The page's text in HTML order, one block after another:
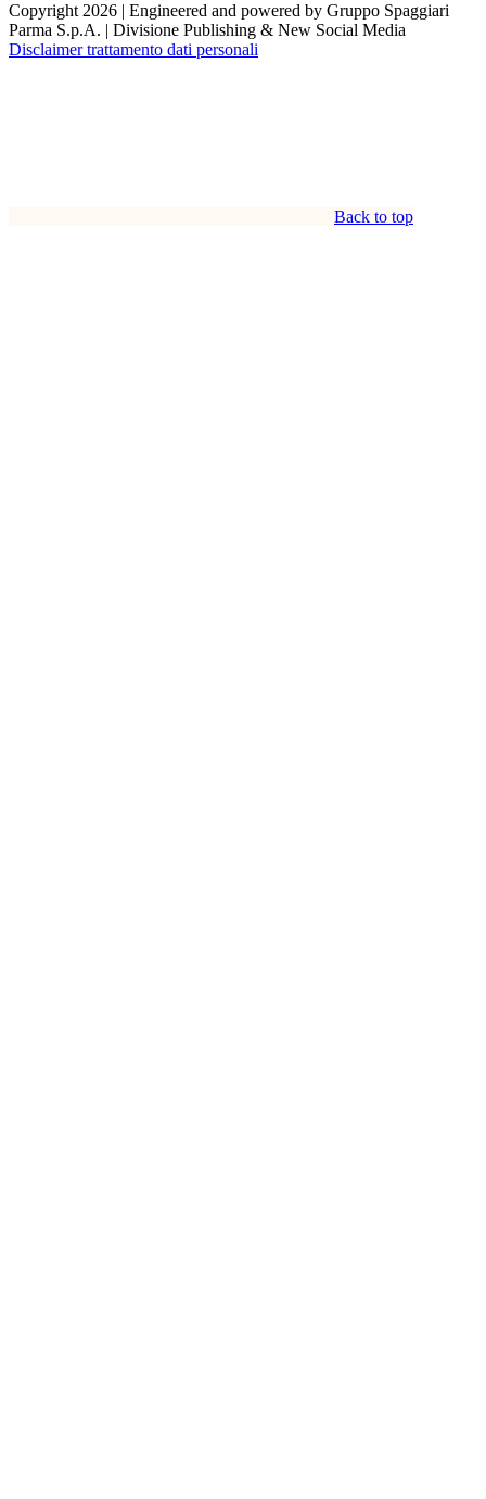
Copyright 2026 | Engineered and powered by Gruppo Spaggiari
Parma S.p.A. | Divisione Publishing & New Social Media
Disclaimer trattamento dati personali
Back to top